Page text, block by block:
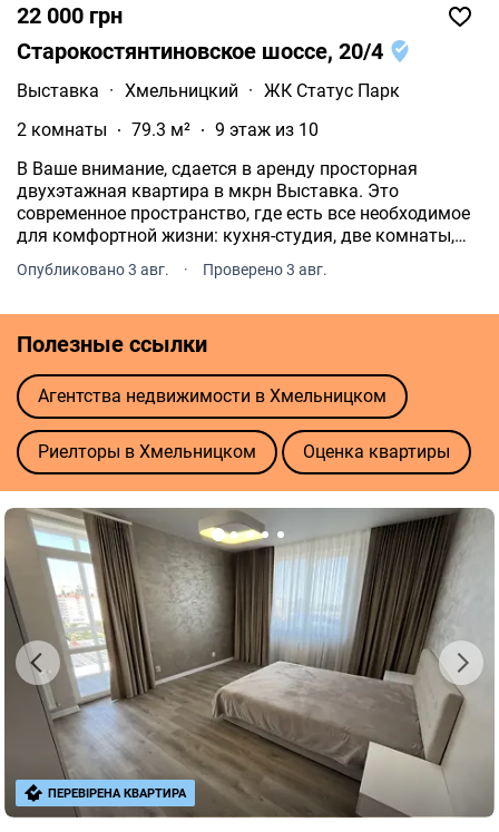
22 000 грн
Старокостянтиновское шоссе, 20/4
Выставка · Хмельницкий · ЖК Статус Парк
2 комнаты
79.3 м²
9 этаж из 10
В Ваше внимание, сдается в аренду просторная
двухэтажная квартира в мкрн Выставка. Это
современное пространство, где есть все необходимое
для комфортной жизни: кухня-студия, две комнаты,
Общая площадь - 80 м², расположена на 9-10 этаже.
Опубликовано 3 авг. · Проверено 3 авг.
Полезные ссылки
Агентства недвижимости в Хмельницком
Риелторы в Хмельницком Оценка квартиры
ПЕРЕВІРЕНА КВАРТИРА